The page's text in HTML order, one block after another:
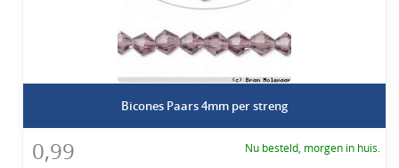
Bicones Paars 4mm per streng
0,99 Nu besteld, morgen in huis.